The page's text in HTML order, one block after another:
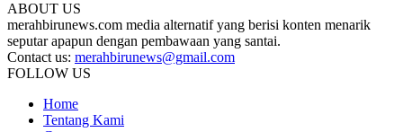
ABOUT US
merahbirunews.com media alternatif yang berisi konten menarik
seputar apapun dengan pembawaan yang santai.
Contact us: merahbirunews@gmail.com
FOLLOW US
Home
Tentang Kami